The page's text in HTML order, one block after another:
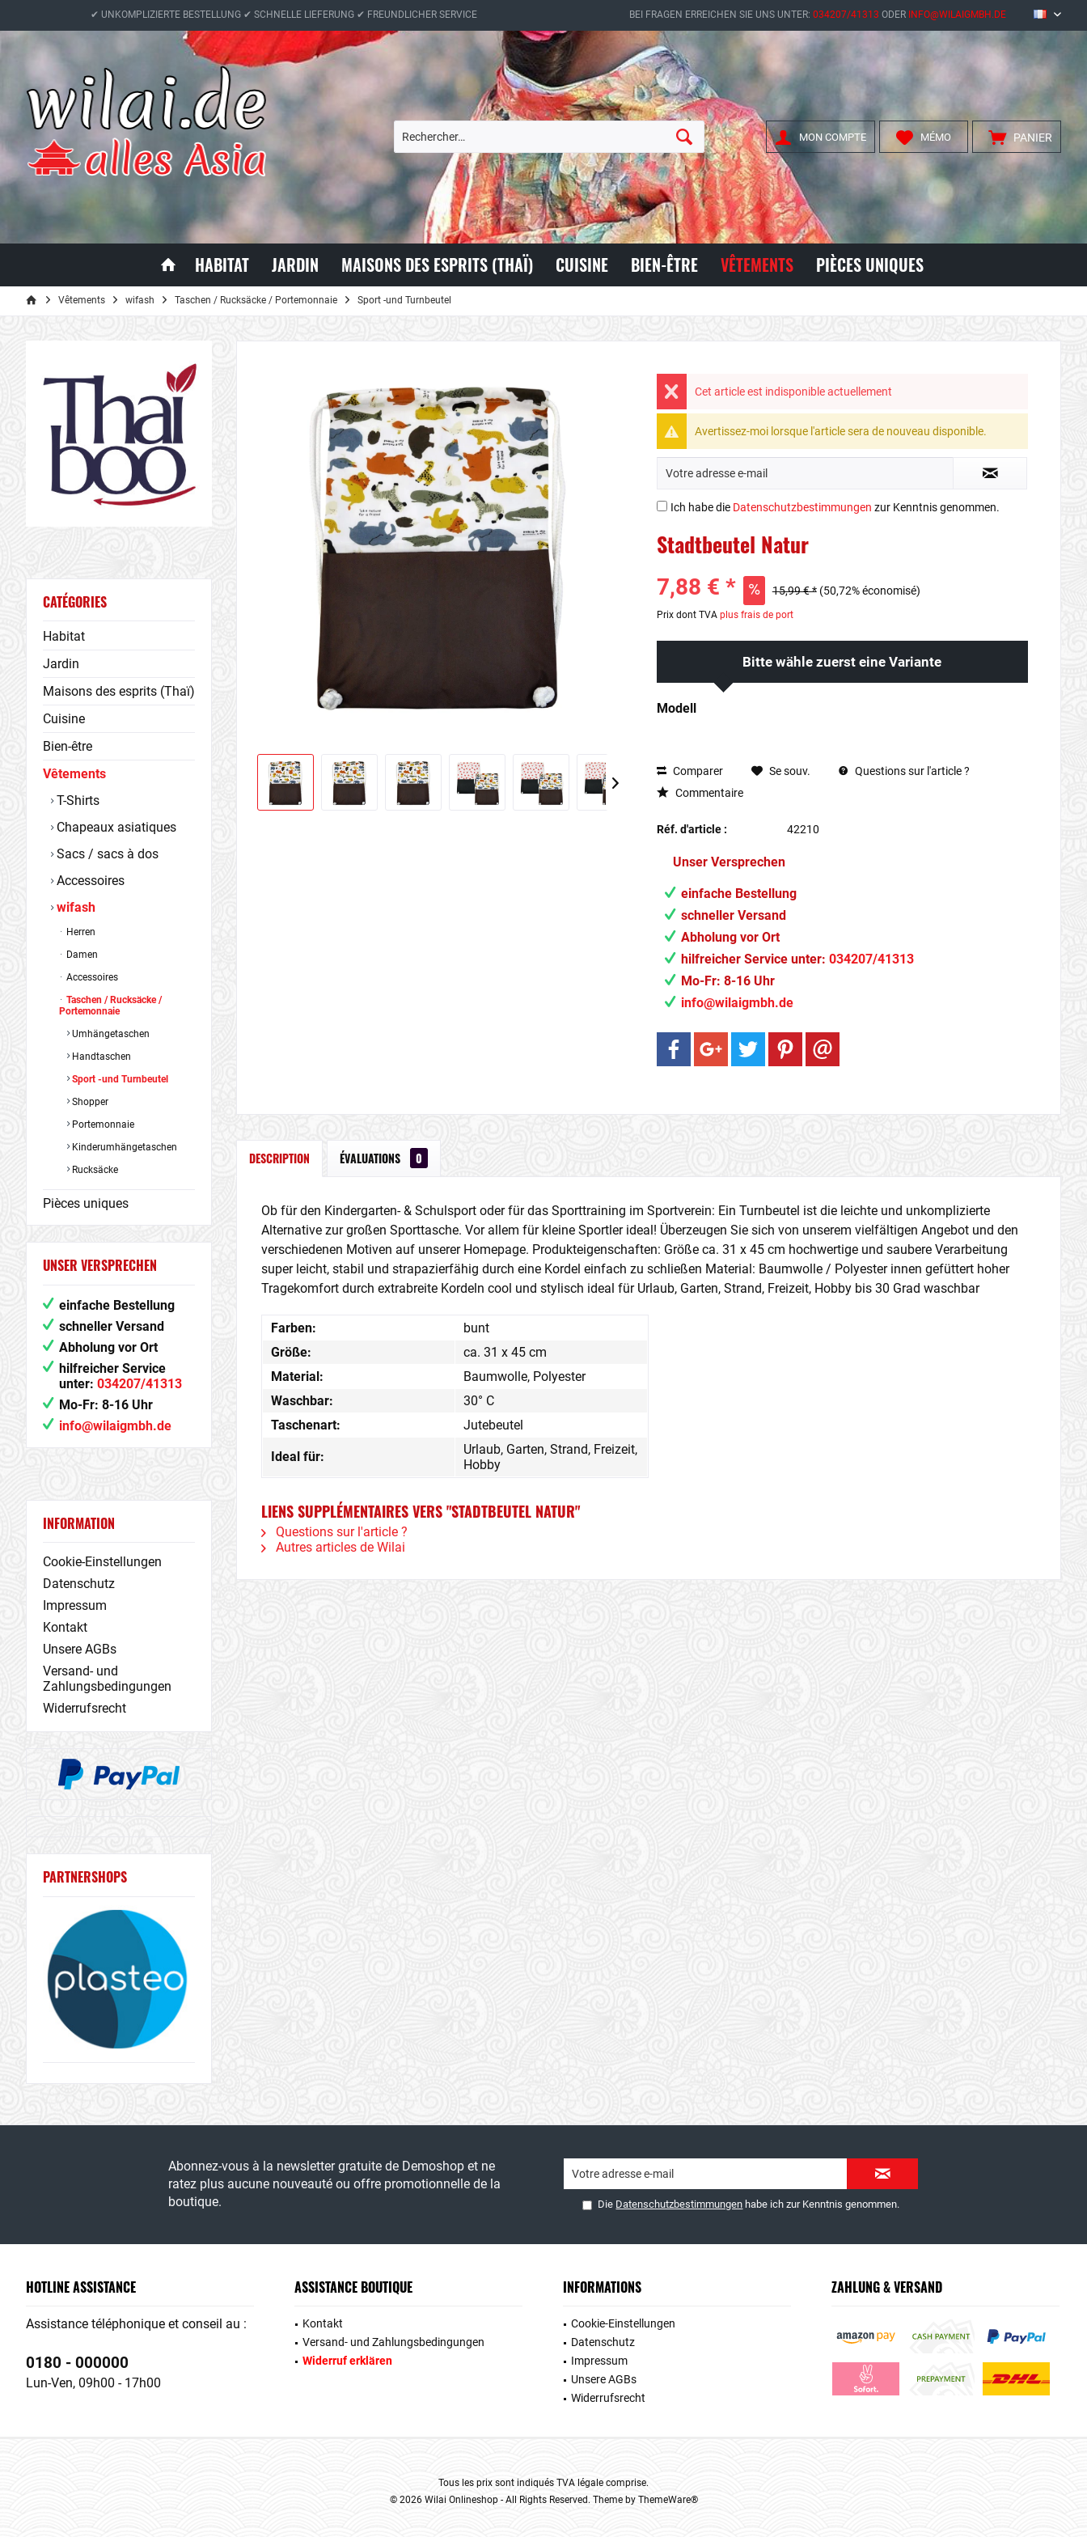
✔ UNKOMPLIZIERTE BESTELLUNG ✔ SCHNELLE LIEFERUNG ✔ FREUNDLICHER SERVICE BEI FRAGEN ERREICHEN SIE UNS UNTER: 034207/41313 ODER INFO@WILAIGMBH.DE FR
PANIER
MÉMO
MON COMPTE
HABITAT JARDIN MAISONS DES ESPRITS (THAÏ) CUISINE BIEN-ÊTRE VÊTEMENTS PIÈCES UNIQUES
Vêtements wifash Taschen / Rucksäcke / Portemonnaie Sport -und Turnbeutel
CATÉGORIES
Habitat
Jardin
Maisons des esprits (Thaï)
Cuisine
Bien-être
Vêtements
T-Shirts
Chapeaux asiatiques
Sacs / sacs à dos
Accessoires
wifash
Herren
Damen
Accessoires
Taschen / Rucksäcke /
Portemonnaie
Umhängetaschen
Handtaschen
Sport -und Turnbeutel
Shopper
Portemonnaie
Kinderumhängetaschen
Rucksäcke
Pièces uniques
UNSER VERSPRECHEN
einfache Bestellung
schneller Versand
Abholung vor Ort
hilfreicher Service
unter: 034207/41313
Mo-Fr: 8-16 Uhr
info@wilaigmbh.de
INFORMATION
Cookie-Einstellungen
Datenschutz
Impressum
Kontakt
Unsere AGBs
Versand- und
Zahlungsbedingungen
Widerrufsrecht
PARTNERSHOPS
Cet article est indisponible actuellement
Avertissez-moi lorsque l'article sera de nouveau disponible.
Ich habe die Datenschutzbestimmungen zur Kenntnis genommen.
Stadtbeutel Natur
7,88 € * 15,99 € * (50,72% économisé)
Prix dont TVA plus frais de port
Bitte wähle zuerst eine Variante
Modell
Comparer Se souv.
Questions sur l'article ?
Commentaire
Réf. d'article : 42210
Unser Versprechen
einfache Bestellung
schneller Versand
Abholung vor Ort
hilfreicher Service unter: 034207/41313
Mo-Fr: 8-16 Uhr
info@wilaigmbh.de
DESCRIPTION ÉVALUATIONS 0
Ob für den Kindergarten- & Schulsport oder für das Sporttraining im Sportverein: Ein Turnbeutel ist die leichte und unkomplizierte
Alternative zur großen Sporttasche. Vor allem für kleine Sportler ideal! Überzeugen Sie sich von unserem vielfältigen Angebot und den
verschiedenen Motiven auf unserer Homepage. Produkteigenschaften: Größe ca. 31 x 45 cm hochwertige und saubere Verarbeitung
super leicht, stabil und strapazierfähig durch eine Kordel einfach zu schließen Material: Baumwolle / Polyester innen gefüttert hoher
Tragekomfort durch extrabreite Kordeln cool und stylisch ideal für Urlaub, Garten, Strand, Freizeit, Hobby bis 30 Grad waschbar
Farben:
bunt
Größe:
ca. 31 x 45 cm
Material:
Baumwolle, Polyester
Waschbar:
30° C
Taschenart:
Jutebeutel
Ideal für:
Urlaub, Garten, Strand, Freizeit,
Hobby
LIENS SUPPLÉMENTAIRES VERS "STADTBEUTEL NATUR"
Questions sur l'article ?
Autres articles de Wilai
Abonnez-vous à la newsletter gratuite de Demoshop et ne
ratez plus aucune nouveauté ou offre promotionnelle de la
boutique.
Die Datenschutzbestimmungen habe ich zur Kenntnis genommen.
HOTLINE ASSISTANCE
Assistance téléphonique et conseil au :
0180 - 000000
Lun-Ven, 09h00 - 17h00
ASSISTANCE BOUTIQUE
Kontakt
Versand- und Zahlungsbedingungen
Widerruf erklären
INFORMATIONS
Cookie-Einstellungen
Datenschutz
Impressum
Unsere AGBs
Widerrufsrecht
ZAHLUNG & VERSAND
Tous les prix sont indiqués TVA légale comprise.
© 2026 Wilai Onlineshop - All Rights Reserved. Theme by ThemeWare®